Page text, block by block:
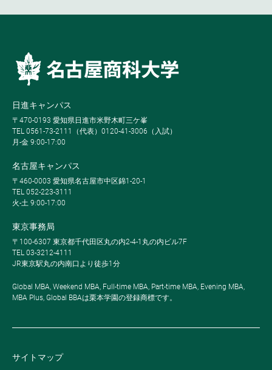
日進キャンパス
〒470-0193 愛知県日進市米野木町三ケ峯
TEL 0561-73-2111（代表）0120-41-3006（入試）
月-金 9:00-17:00
名古屋キャンパス
〒460-0003 愛知県名古屋市中区錦1-20-1
TEL 052-223-3111
火-土 9:00-17:00
東京事務局
〒100-6307 東京都千代田区丸の内2-4-1丸の内ビル7F
TEL 03-3212-4111
JR東京駅丸の内南口より徒歩1分
Global MBA, Weekend MBA, Full-time MBA, Part-time MBA, Evening MBA,
MBA Plus, Global BBAは栗本学園の登録商標です。
サイトマップ